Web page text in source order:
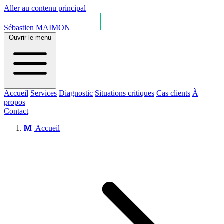
Aller au contenu principal
Sébastien MAIMON
Ouvrir le menu
Accueil Services Diagnostic Situations critiques Cas clients À
propos
Contact
Accueil